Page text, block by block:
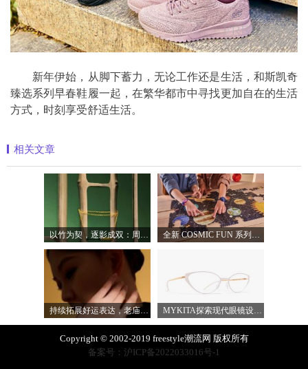
新年伊始，从脚下蓄力，无论工作还是生活，和斯凯奇
臻选系列早春鞋履一起，在繁华都市中寻找更加自在的生活
方式，时刻享受舒适生活。
相关文章
持续拓展好运表达，老庙蓄势下半年品牌
Copyright © 2002-2019 freestyle潮流网 版权所有
备案号：沪ICP备2022033016号-1